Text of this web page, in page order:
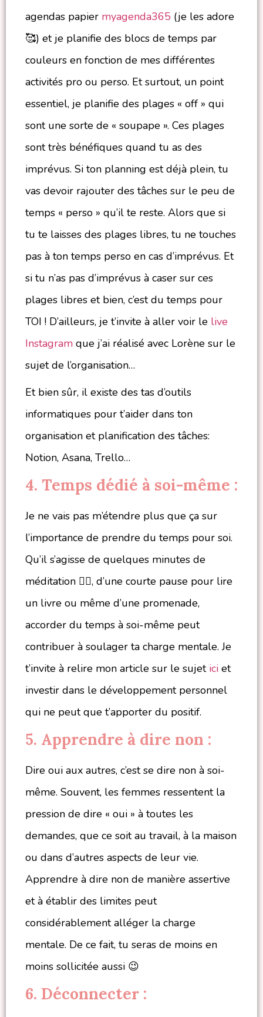
agendas papier myagenda365 (je les adore
🥰) et je planifie des blocs de temps par
couleurs en fonction de mes différentes
activités pro ou perso. Et surtout, un point
essentiel, je planifie des plages « off » qui
sont une sorte de « soupape ». Ces plages
sont très bénéfiques quand tu as des
imprévus. Si ton planning est déjà plein, tu
vas devoir rajouter des tâches sur le peu de
temps « perso » qu’il te reste. Alors que si
tu te laisses des plages libres, tu ne touches
pas à ton temps perso en cas d’imprévus. Et
si tu n’as pas d’imprévus à caser sur ces
plages libres et bien, c’est du temps pour
TOI ! D’ailleurs, je t’invite à aller voir le live
Instagram que j’ai réalisé avec Lorène sur le
sujet de l’organisation…
Et bien sûr, il existe des tas d’outils
informatiques pour t’aider dans ton
organisation et planification des tâches:
Notion, Asana, Trello…
4. Temps dédié à soi-même :
Je ne vais pas m’étendre plus que ça sur
l’importance de prendre du temps pour soi.
Qu’il s’agisse de quelques minutes de
méditation 🧘‍♀️, d’une courte pause pour lire
un livre ou même d’une promenade,
accorder du temps à soi-même peut
contribuer à soulager ta charge mentale. Je
t’invite à relire mon article sur le sujet ici et
investir dans le développement personnel
qui ne peut que t’apporter du positif.
5. Apprendre à dire non :
Dire oui aux autres, c’est se dire non à soi-
même. Souvent, les femmes ressentent la
pression de dire « oui » à toutes les
demandes, que ce soit au travail, à la maison
ou dans d’autres aspects de leur vie.
Apprendre à dire non de manière assertive
et à établir des limites peut
considérablement alléger la charge
mentale. De ce fait, tu seras de moins en
moins sollicitée aussi 😉
6. Déconnecter :